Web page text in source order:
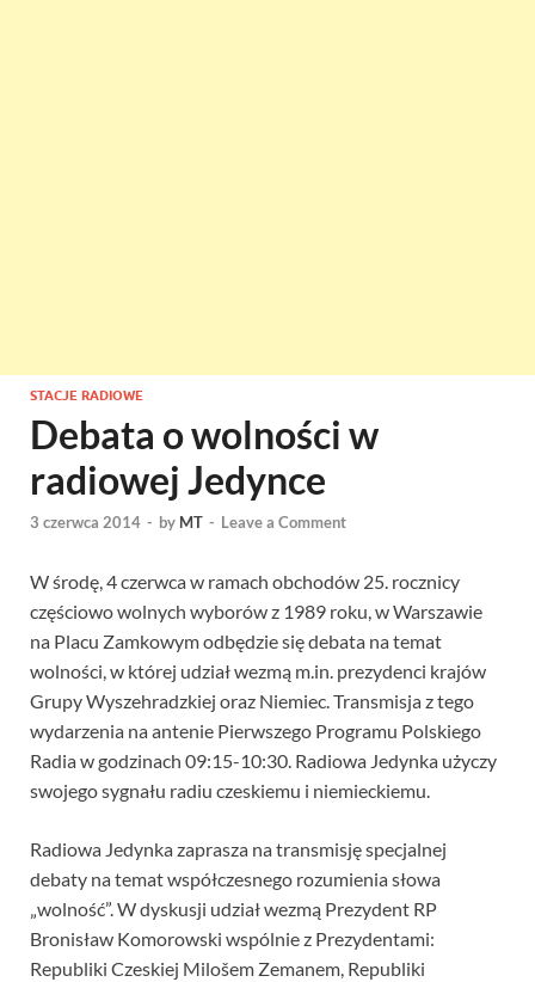
STACJE RADIOWE
Debata o wolności w
radiowej Jedynce
3 czerwca 2014 - by MT - Leave a Comment
W środę, 4 czerwca w ramach obchodów 25. rocznicy
częściowo wolnych wyborów z 1989 roku, w Warszawie
na Placu Zamkowym odbędzie się debata na temat
wolności, w której udział wezmą m.in. prezydenci krajów
Grupy Wyszehradzkiej oraz Niemiec. Transmisja z tego
wydarzenia na antenie Pierwszego Programu Polskiego
Radia w godzinach 09:15-10:30. Radiowa Jedynka użyczy
swojego sygnału radiu czeskiemu i niemieckiemu.
Radiowa Jedynka zaprasza na transmisję specjalnej
debaty na temat współczesnego rozumienia słowa
„wolność”. W dyskusji udział wezmą Prezydent RP
Bronisław Komorowski wspólnie z Prezydentami:
Republiki Czeskiej Milošem Zemanem, Republiki